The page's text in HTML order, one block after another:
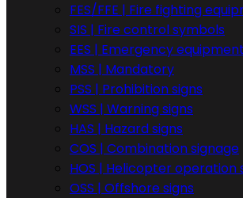
FES/FFE | Fire fighting
SIS | Fire control symbols
EES | Emergency equipment
MSS | Mandatory
PSS | Prohibition signs
WSS | Warning signs
HAS | Hazard signs
COS | Combination signage
HOS | Helicopter operation
OSS | Offshore signs